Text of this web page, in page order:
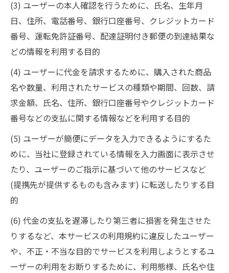
(3) ユーザーの本人確認を行うために、氏名、生年月
日、住所、電話番号、銀行口座番号、クレジットカード
番号、運転免許証番号、配達証明付き郵便の到達結果な
どの情報を利用する目的
(4) ユーザーに代金を請求するために、購入された商品
名や数量、利用されたサービスの種類や期間、回数、請
求金額、氏名、住所、銀行口座番号やクレジットカード
番号などの支払に関する情報などを利用する目的
(5) ユーザーが簡便にデータを入力できるようにするた
めに、当社に登録されている情報を入力画面に表示させ
たり、ユーザーのご指示に基づいて他のサービスなど
(提携先が提供するものも含みます) に転送したりする目
的
(6) 代金の支払を遅滞したり第三者に損害を発生させた
りするなど、本サービスの利用規約に違反したユーザー
や、不正・不当な目的でサービスを利用しようとするユ
ーザーの利用をお断りするために、利用態様、氏名や住